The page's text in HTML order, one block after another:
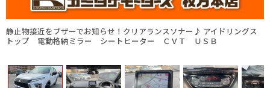
静止物接近をブザーでお知らせ！クリアランスソナー♪ アイドリングス
トップ 電動格納ミラー シートヒーター ＣＶＴ ＵＳＢ